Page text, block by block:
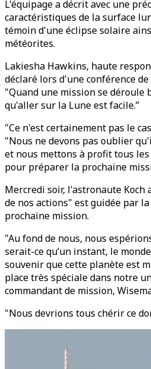
L'équipage a décrit avec une
caractéristiques de la surface
témoin d'une éclipse solaire
météorites.
Lakiesha Hawkins, haute
déclaré lors d'une conférence
"Quand une mission se
qu'aller sur la Lune est facile.”
"Ce n'est certainement pas le
"Nous ne devons pas oublier
et nous mettons à profit tous
pour préparer la prochaine
Mercredi soir, l'astronaute Koch
de nos actions" est guidée par
prochaine mission.
"Au fond de nous, nous
serait-ce qu’un instant, le
souvenir que cette planète est
place très spéciale dans notre
commandant de mission,
"Nous devrions tous chérir ce